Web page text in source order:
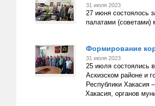
31 июля 2023
27 июня состоялось
палатами (советами)
Формирование
31 июля 2023
25 июля состоялись
Аскизском районе и
Республики Хакасия
Хакасия, органов